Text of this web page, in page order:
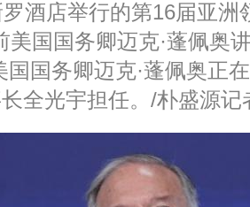
酒店举行的第16届亚洲
美国国务卿迈克·蓬佩奥
国国务卿迈克·蓬佩奥正
全光宇担任。/朴盛源记